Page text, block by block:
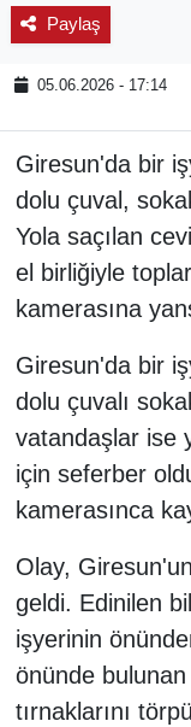
Paylaş
05.06.2026 - 17:14
Giresun'da bir
dolu çuval,
Yola saçılan
el birliğiyle
kamerasına
Giresun'da bir
dolu çuvalı
vatandaşlar ise
için seferber
kamerasınca
Olay,
geldi. Edinilen
işyerinin
önünde
tırnaklarını